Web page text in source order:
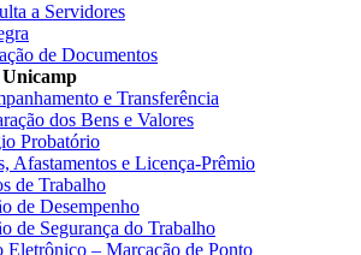
a Servidores
de Documentos
e Transferência
dos Bens e Valores
Probatório
Afastamentos e Licença-Prêmio
de Trabalho
de Desempenho
de Segurança do Trabalho
Eletrônico – Marcação de Ponto